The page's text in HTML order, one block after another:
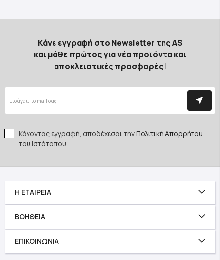
Κάνε εγγραφή στο Newsletter της AS
και μάθε πρώτος για νέα προϊόντα και
αποκλειστικές προσφορές!
Κάνοντας εγγραφή, αποδέχεσαι τηνΠολιτική Απορρήτου
του Ιστότοπου.
Η ΕΤΑΙΡΕΊΑ
ΒΟΉΘΕΙΑ
ΕΠΙΚΟΙΝΩΝΊΑ